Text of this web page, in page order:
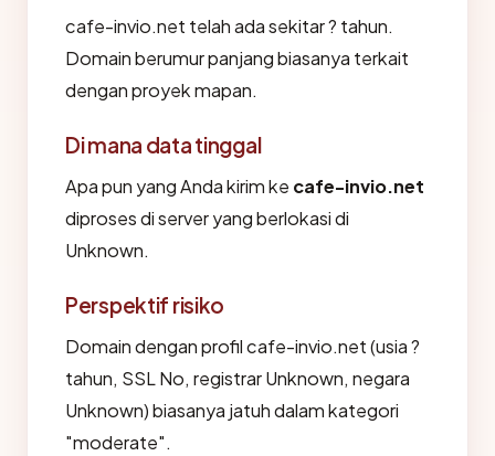
cafe-invio.net telah ada sekitar ? tahun.
Domain berumur panjang biasanya terkait
dengan proyek mapan.
Di mana data tinggal
Apa pun yang Anda kirim ke cafe-invio.net
diproses di server yang berlokasi di
Unknown.
Perspektif risiko
Domain dengan profil cafe-invio.net (usia ?
tahun, SSL No, registrar Unknown, negara
Unknown) biasanya jatuh dalam kategori
"moderate".